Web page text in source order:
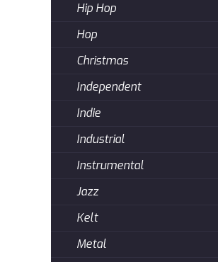
Hip Hop
Hop
Christmas
Independent
Indie
Industrial
Instrumental
Jazz
Kelt
Metal